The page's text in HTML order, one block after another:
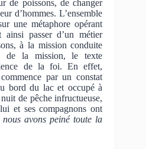
de poissons, de changer
d’hommes. L’ensemble
une métaphore opérant
passer d’un métier
à la mission conduite
de la mission, le texte
de la foi. En effet,
par un constat
bord du lac et occupé à
de pêche infructueuse,
et ses compagnons ont
avons peiné toute la